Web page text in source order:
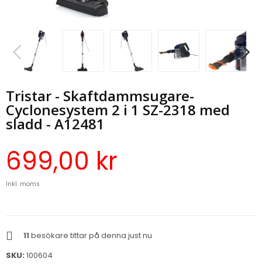
Tristar - Skaftdammsugare-
Cyclonesystem 2 i 1 SZ-2318 med
sladd - A12481
699,00 kr
Inkl. moms
11 besökare tittar på denna just nu
SKU: 100604